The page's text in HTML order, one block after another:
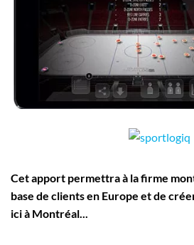
Employeurs
Publiez une offre d'emploi
Cet apport permettra à la firme
base de clients en Europe et de
ici à Montréal...